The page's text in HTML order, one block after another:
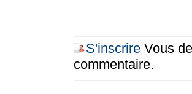
S'inscrireVous
commentaire.